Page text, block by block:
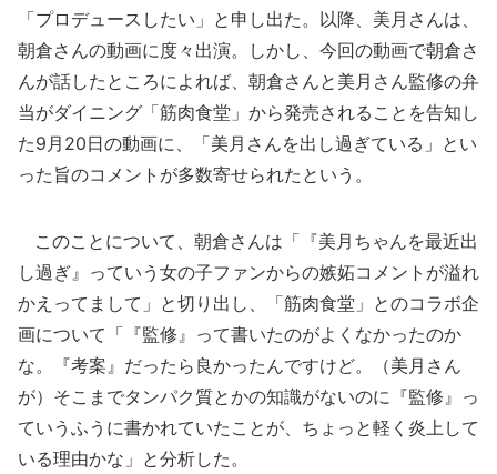
「プロデュースしたい」と申し出た。以降、美月さんは、
朝倉さんの動画に度々出演。しかし、今回の動画で朝倉さ
んが話したところによれば、朝倉さんと美月さん監修の弁
当がダイニング「筋肉食堂」から発売されることを告知し
た9月20日の動画に、「美月さんを出し過ぎている」とい
った旨のコメントが多数寄せられたという。
このことについて、朝倉さんは「『美月ちゃんを最近出
し過ぎ』っていう女の子ファンからの嫉妬コメントが溢れ
かえってまして」と切り出し、「筋肉食堂」とのコラボ企
画について「『監修』って書いたのがよくなかったのか
な。『考案』だったら良かったんですけど。（美月さん
が）そこまでタンパク質とかの知識がないのに『監修』っ
ていうふうに書かれていたことが、ちょっと軽く炎上して
いる理由かな」と分析した。